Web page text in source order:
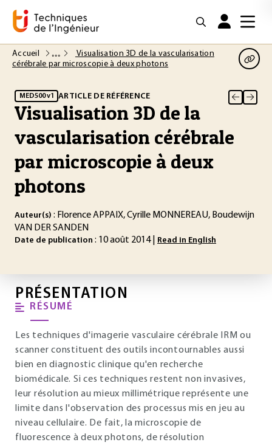
Accueil
Visualisation 3D de la vascularisation
cérébrale par microscopie à deux photons
MED500 v1 ARTICLE DE RÉFÉRENCE
Visualisation 3D de la
vascularisation cérébrale
par microscopie à deux
photons
Auteur(s) : Florence APPAIX, Cyrille MONNEREAU, Boudewijn
VAN DER SANDEN
Date de publication : 10 août 2014 | Read in English
PRÉSENTATION
RÉSUMÉ
Les techniques d'imagerie vasculaire cérébrale IRM ou
scanner constituent des outils incontournables aussi
bien en diagnostic clinique qu'en recherche
biomédicale. Si ces techniques restent non invasives,
leur résolution au mieux millimétrique représente une
limite dans l'observation des processus mis en jeu au
niveau cellulaire. De fait, la microscopie de
fluorescence à deux photons, de résolution